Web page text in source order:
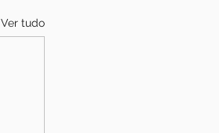
Ver tudo